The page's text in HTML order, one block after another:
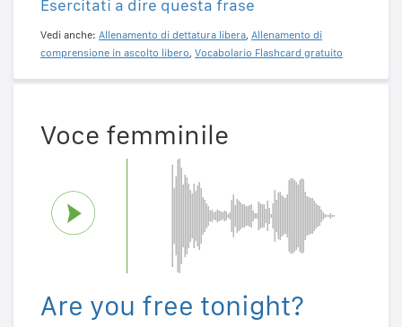
Esercitati a dire questa frase
Vedi anche: Allenamento di dettatura libera, Allenamento di
comprensione in ascolto libero, Vocabolario Flashcard gratuito
Voce femminile
Are you free tonight?